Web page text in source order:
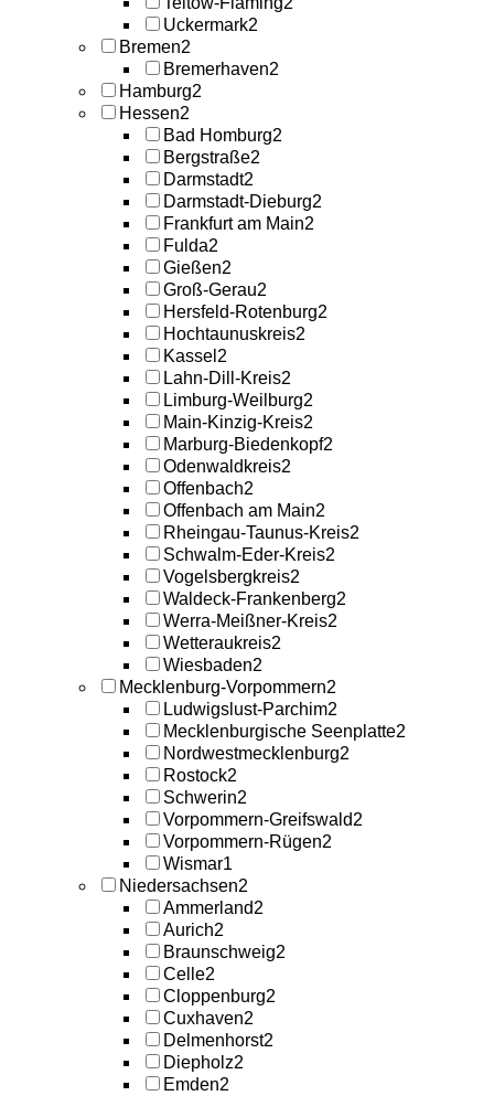
Uckermark2
Bremen2
Bremerhaven2
Hamburg2
Hessen2
Bad Homburg2
Bergstraße2
Darmstadt2
Darmstadt-Dieburg2
Frankfurt am Main2
Fulda2
Gießen2
Groß-Gerau2
Hersfeld-Rotenburg2
Hochtaunuskreis2
Kassel 2
Lahn-Dill-Kreis2
Limburg-Weilburg2
Main-Kinzig-Kreis2
Marburg-Biedenkopf2
Odenwaldkreis2
Offenbach2
Offenbach am Main2
Rheingau-Taunus-Kreis2
Schwalm-Eder-Kreis2
Vogelsbergkreis2
Waldeck-Frankenberg2
Werra-Meißner-Kreis2
Wetteraukreis2
Wiesbaden2
Mecklenburg-Vorpommern2
Ludwigslust-Parchim2
Mecklenburgische Seenplatte2
Nordwestmecklenburg2
Rostock2
Schwerin2
Vorpommern-Greifswald2
Vorpommern-Rügen2
Wismar1
Niedersachsen2
Ammerland2
Aurich2
Braunschweig2
Celle2
Cloppenburg2
Cuxhaven2
Delmenhorst2
Diepholz2
Emden2